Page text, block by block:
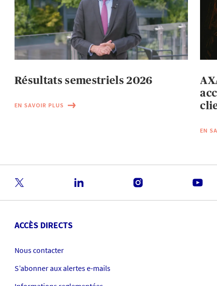
Résultats semestriels 2026
EN SAVOIR PLUS
EN
ACCÈS DIRECTS
Nous contacter
S’abonner aux alertes e-mails